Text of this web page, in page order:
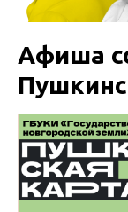
Афиша